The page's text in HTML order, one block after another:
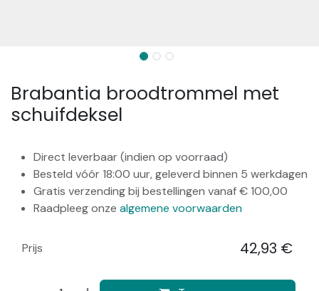
Brabantia broodtrommel met
schuifdeksel
Direct leverbaar (indien op voorraad)
Besteld vóór 18:00 uur, geleverd binnen 5 werkdagen
Gratis verzending bij bestellingen vanaf € 100,00
Raadpleeg onze algemene voorwaarden
Prijs 42,93 €